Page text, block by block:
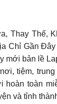
Thay Thế,
Chỉ Gần Đây
mới bản lề
tiệm,
hoàn toàn
và tỉnh